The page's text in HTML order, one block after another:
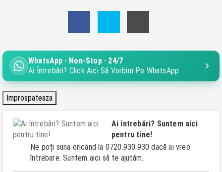
WhatsApp · Non-Stop · 24/7
Ai Întrebări? Click Aici Să Vorbim Pe WhatsApp
Ai întrebări? Suntem aici
pentru tine!
Ne poți suna oricând la 0720.930.930 dacă ai vreo
întrebare. Suntem aici să te ajutăm.